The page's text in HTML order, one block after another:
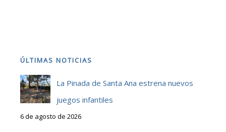
ÚLTIMAS NOTICIAS
La Pinada de Santa Ana estrena nuevos
juegos infantiles
6 de agosto de 2026